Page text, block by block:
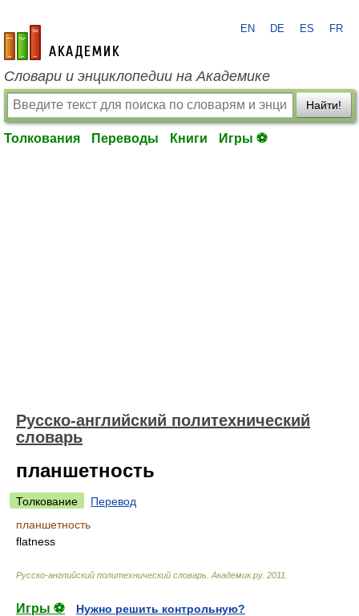
academic.ru
EN DE ES FR
Словари и энциклопедии на Академике
Найти!
Толкования Переводы Книги Игры ⚽
Русско-английский политехнический
словарь
планшетность
Толкование
Перевод
планшетность
flatness
Русско-английский политехнический словарь Академик.ру. 2011
Игры ⚽
Нужно решить контрольную?